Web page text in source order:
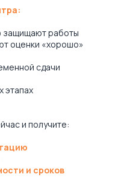
защищают работы
оценки «хорошо»
сдачи
этапах
и получите:
и сроков